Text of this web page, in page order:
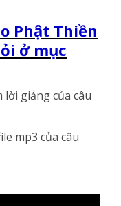
Phật Thiền
ở mục
lời giảng của câu
mp3 của câu